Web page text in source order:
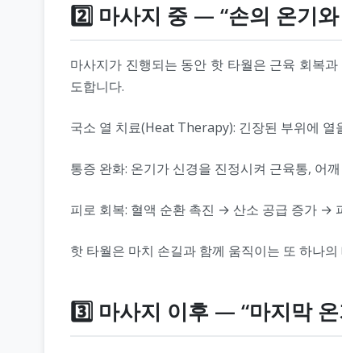
2️⃣ 마사지 중 — “손의 온기
마사지가 진행되는 동안 핫 타월은 근육 회복
도합니다.
국소 열 치료(Heat Therapy): 긴장된 부위에 열
통증 완화: 온기가 신경을 진정시켜 근육통, 어
피로 회복: 혈액 순환 촉진 → 산소 공급 증가 →
핫 타월은 마치 손길과 함께 움직이는 또 하나
3️⃣ 마사지 이후 — “마지막